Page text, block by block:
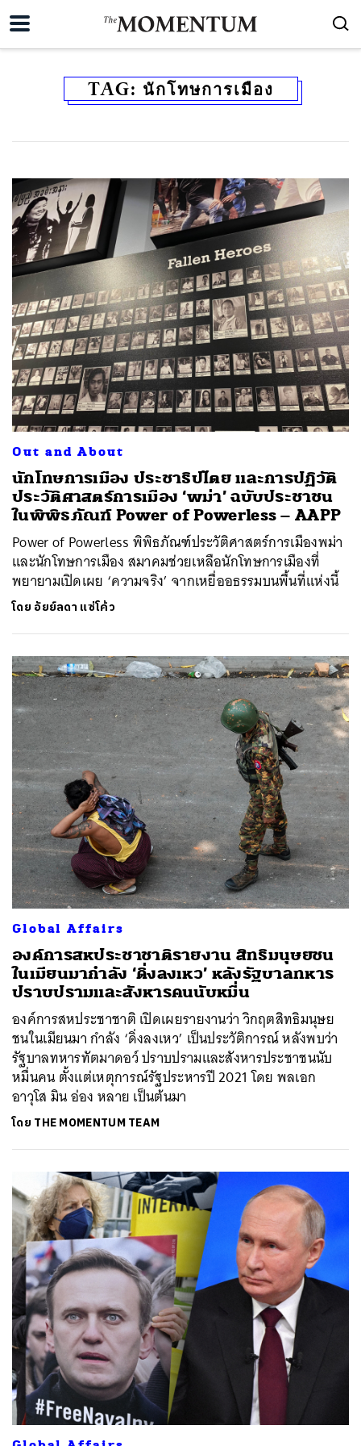
TAG: นักโทษการเมือง
Out and About
นักโทษการเมือง ประชาธิปไตย และการปฏิวัติ
ประวัติศาสตร์การเมือง ‘พม่า’ ฉบับประชาชน
ในพิพิธภัณฑ์ Power of Powerless – AAPP
Power of Powerless พิพิธภัณฑ์ประวัติศาสตร์การเมืองพม่า
และนักโทษการเมือง สมาคมช่วยเหลือนักโทษการเมืองที่
พยายามเปิดเผย ‘ความจริง’ จากเหยื่ออธรรมบนพื้นที่แห่งนี้
โดย อัยย์ลดา แซ่โค้ว
Global Affairs
องค์การสหประชาชาติรายงาน สิทธิมนุษยชน
ในเมียนมากำลัง ‘ดิ่งลงเหว’ หลังรัฐบาลทหาร
ปราบปรามและสังหารคนนับหมื่น
องค์การสหประชาชาติ เปิดเผยรายงานว่า วิกฤตสิทธิมนุษย
ชนในเมียนมา กำลัง ‘ดิ่งลงเหว’ เป็นประวัติการณ์ หลังพบว่า
รัฐบาลทหารทัตมาดอว์ ปราบปรามและสังหารประชาชนนับ
หมื่นคน ตั้งแต่เหตุการณ์รัฐประหารปี 2021 โดย พลเอก
อาวุโส มิน อ่อง หลาย เป็นต้นมา
โดย THE MOMENTUM TEAM